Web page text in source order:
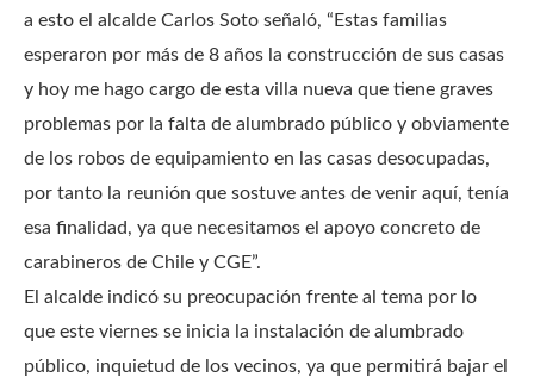
a esto el alcalde Carlos Soto señaló, “Estas familias
esperaron por más de 8 años la construcción de sus casas
y hoy me hago cargo de esta villa nueva que tiene graves
problemas por la falta de alumbrado público y obviamente
de los robos de equipamiento en las casas desocupadas,
por tanto la reunión que sostuve antes de venir aquí, tenía
esa finalidad, ya que necesitamos el apoyo concreto de
carabineros de Chile y CGE”.
El alcalde indicó su preocupación frente al tema por lo
que este viernes se inicia la instalación de alumbrado
público, inquietud de los vecinos, ya que permitirá bajar el